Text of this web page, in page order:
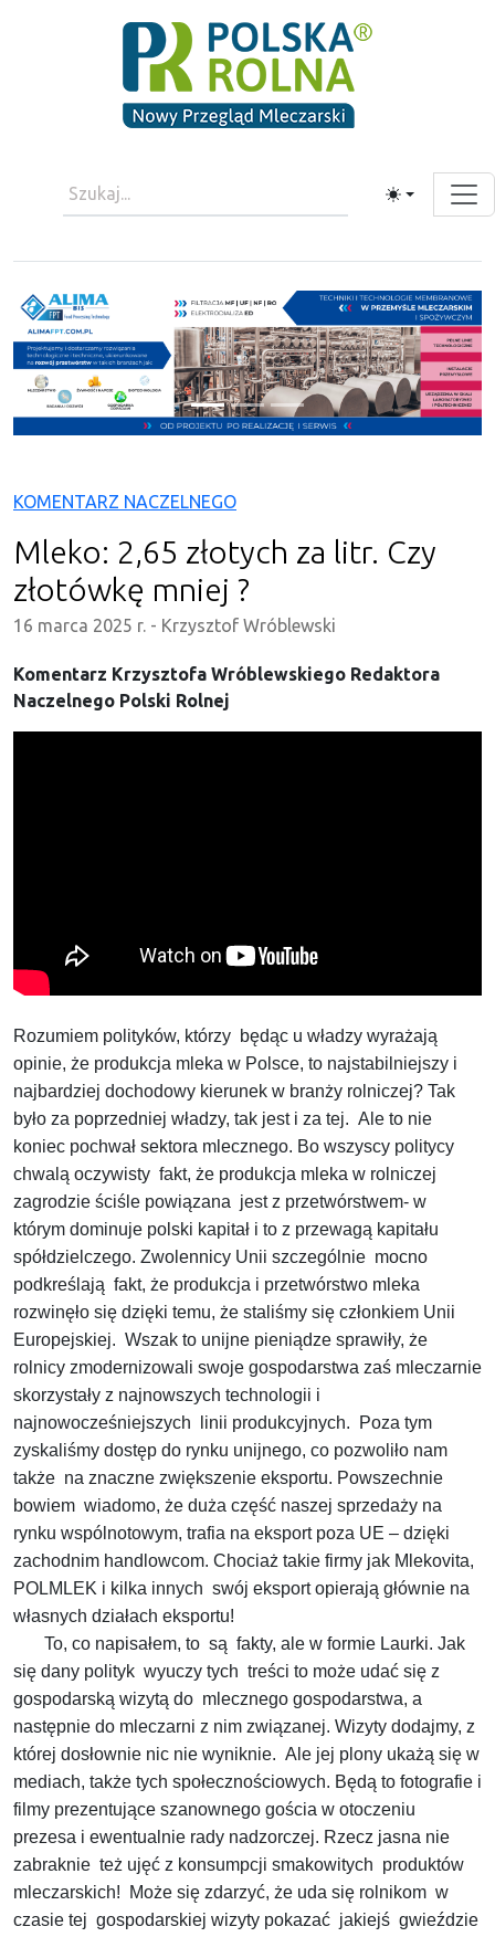
Toggle theme
KOMENTARZ NACZELNEGO
Mleko: 2,65 złotych za litr. Czy
złotówkę mniej ?
16 marca 2025 r. - Krzysztof Wróblewski
Komentarz Krzysztofa Wróblewskiego Redaktora
Naczelnego Polski Rolnej
Rozumiem polityków, którzy będąc u władzy wyrażają
opinie, że produkcja mleka w Polsce, to najstabilniejszy i
najbardziej dochodowy kierunek w branży rolniczej? Tak
było za poprzedniej władzy, tak jest i za tej. Ale to nie
koniec pochwał sektora mlecznego. Bo wszyscy politycy
chwalą oczywisty fakt, że produkcja mleka w rolniczej
zagrodzie ściśle powiązana jest z przetwórstwem- w
którym dominuje polski kapitał i to z przewagą kapitału
spółdzielczego. Zwolennicy Unii szczególnie mocno
podkreślają fakt, że produkcja i przetwórstwo mleka
rozwinęło się dzięki temu, że staliśmy się członkiem Unii
Europejskiej. Wszak to unijne pieniądze sprawiły, że
rolnicy zmodernizowali swoje gospodarstwa zaś mleczarnie
skorzystały z najnowszych technologii i
najnowocześniejszych linii produkcyjnych. Poza tym
zyskaliśmy dostęp do rynku unijnego, co pozwoliło nam
także na znaczne zwiększenie eksportu. Powszechnie
bowiem wiadomo, że duża część naszej sprzedaży na
rynku wspólnotowym, trafia na eksport poza UE – dzięki
zachodnim handlowcom. Chociaż takie firmy jak Mlekovita,
POLMLEK i kilka innych swój eksport opierają głównie na
własnych działach eksportu!
To, co napisałem, to są fakty, ale w formie Laurki. Jak
się dany polityk wyuczy tych treści to może udać się z
gospodarską wizytą do mlecznego gospodarstwa, a
następnie do mleczarni z nim związanej. Wizyty dodajmy, z
której dosłownie nic nie wyniknie. Ale jej plony ukażą się w
mediach, także tych społecznościowych. Będą to fotografie i
filmy prezentujące szanownego gościa w otoczeniu
prezesa i ewentualnie rady nadzorczej. Rzecz jasna nie
zabraknie też ujęć z konsumpcji smakowitych produktów
mleczarskich! Może się zdarzyć, że uda się rolnikom w
czasie tej gospodarskiej wizyty pokazać jakiejś gwieździe